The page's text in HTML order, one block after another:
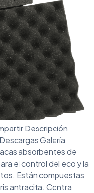
Descripción
Galería
absorbentes de
el control del eco y la
Están compuestas
antracita. Contra